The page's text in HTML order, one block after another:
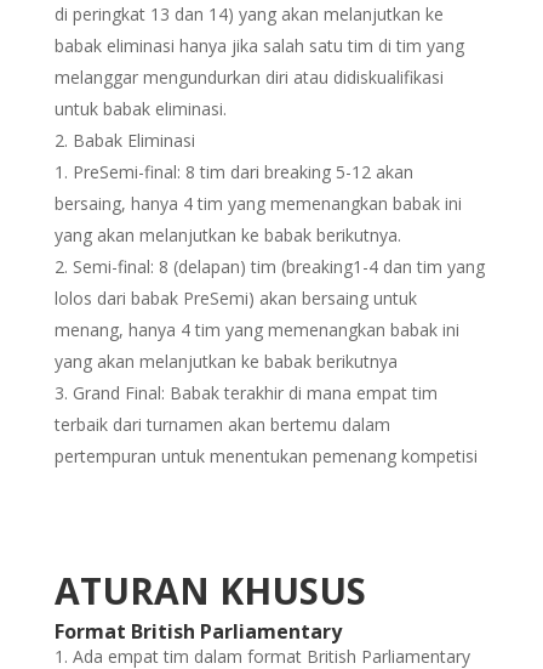
di peringkat 13 dan 14) yang akan melanjutkan ke
babak eliminasi hanya jika salah satu tim di tim yang
melanggar mengundurkan diri atau didiskualifikasi
untuk babak eliminasi.
Babak Eliminasi
PreSemi-final: 8 tim dari breaking 5-12 akan
bersaing, hanya 4 tim yang memenangkan babak ini
yang akan melanjutkan ke babak berikutnya.
Semi-final: 8 (delapan) tim (breaking1-4 dan tim yang
lolos dari babak PreSemi) akan bersaing untuk
menang, hanya 4 tim yang memenangkan babak ini
yang akan melanjutkan ke babak berikutnya
Grand Final: Babak terakhir di mana empat tim
terbaik dari turnamen akan bertemu dalam
pertempuran untuk menentukan pemenang kompetisi
ATURAN KHUSUS
Format British Parliamentary
Ada empat tim dalam format British Parliamentary